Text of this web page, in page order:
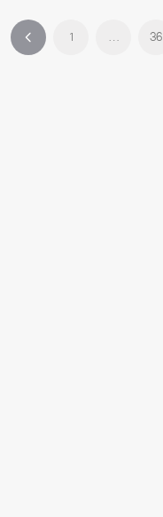
1 … 36